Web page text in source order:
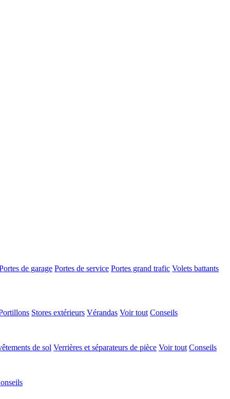
de garage Portes de service Portes grand trafic Volets battants
Stores extérieurs Vérandas Voir tout Conseils
de sol Verrières et séparateurs de pièce Voir tout Conseils